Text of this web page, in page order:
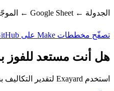
الجدولة ← Google Sheet ← الموجّه حسب SKU ← استدعاء HTTP من Make إلى نقاط نهاية منتجات Exayard لتحديث أسعار المورّد.
تصفّح مخططات Make على GitHub
هل أنت مستعد للفوز
استخدم Exayard لتقدير التكاليف بسرعة أكبر والفوز بمزيد من الأعمال. ابدأ اليوم.